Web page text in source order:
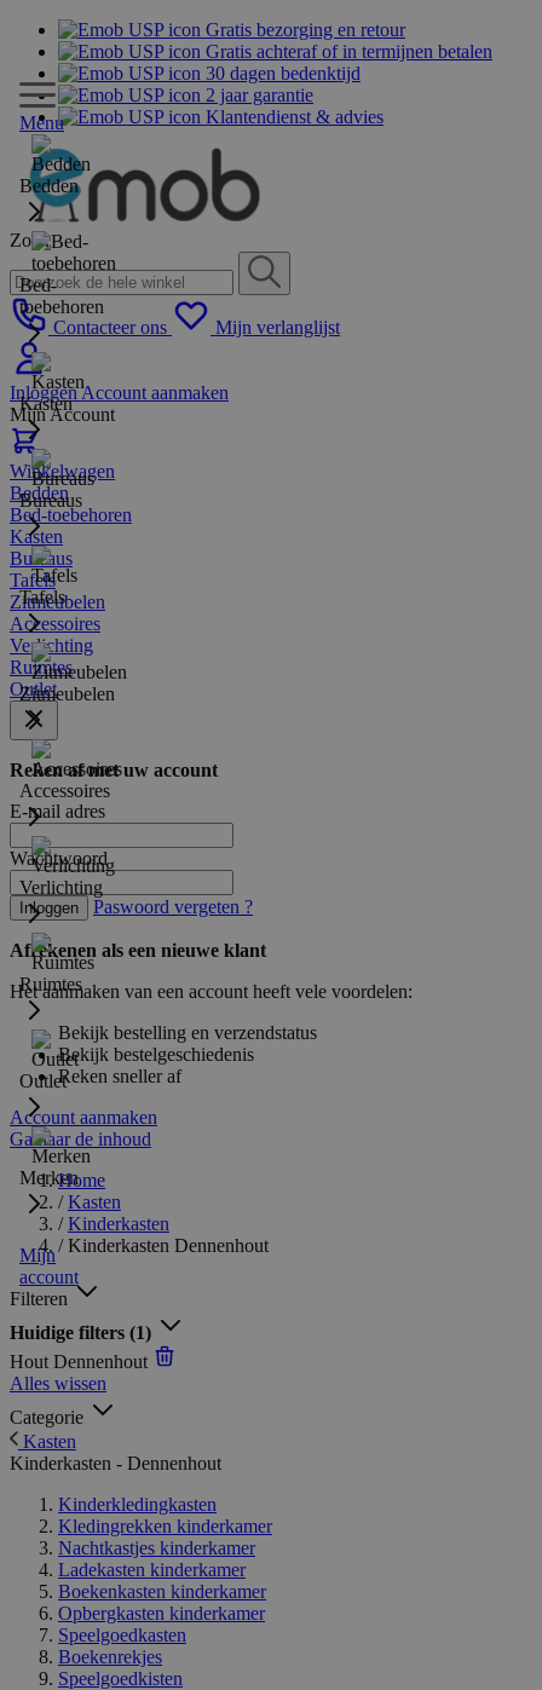
Gratis bezorging en retour
Gratis achteraf of in termijnen betalen
30 dagen bedenktijd
2 jaar garantie
Klantendienst & advies
Zoek
Contacteer ons Mijn verlanglijst
InloggenAccount aanmaken
Mijn Account
Winkelwagen
Menu
Bedden
Bed-
toebehoren
Kasten
Bureaus
Tafels
Zitmeubelen
Accessoires
Verlichting
Ruimtes
Outlet
Merken
Mijn
account
Bedden
Bed-toebehoren
Kasten
Bureaus
Tafels
Zitmeubelen
Accessoires
Verlichting
Ruimtes
Outlet
Reken af met uw account
E-mail adres
Wachtwoord
Inloggen Paswoord vergeten ?
Afrekenen als een nieuwe klant
Het aanmaken van een account heeft vele voordelen:
Bekijk bestelling en verzendstatus
Bekijk bestelgeschiedenis
Reken sneller af
Account aanmaken
Ga naar de inhoud
Home
/ Kasten
/ Kinderkasten
/ Kinderkasten Dennenhout
Filteren
Huidige filters (1)
Hout Dennenhout
Alles wissen
Categorie
Kasten
Kinderkasten - Dennenhout
Kinderkledingkasten
Kledingrekken kinderkamer
Nachtkastjes kinderkamer
Ladekasten kinderkamer
Boekenkasten kinderkamer
Opbergkasten kinderkamer
Speelgoedkasten
Boekenrekjes
Speelgoedkisten